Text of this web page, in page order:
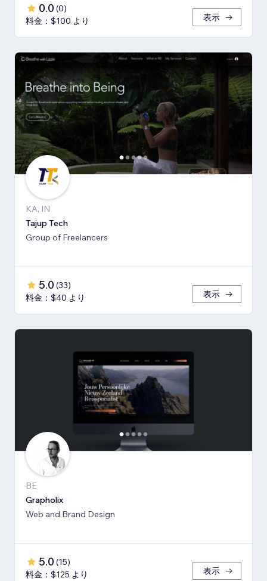
0.0 (0)
料金：$100 より
表示
KA, IN
Tajup Tech
Group of Freelancers
5.0 (33)
料金：$40 より
表示
BE
Grapholix
Web and Brand Design
5.0 (15)
料金：$125 より
表示